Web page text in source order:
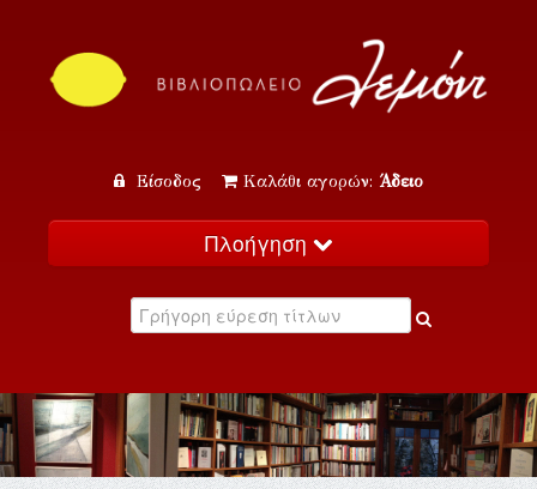
Είσοδος Καλάθι αγορών: Άδειο
Πλοήγηση
Κατάλογος
Εκδηλώσεις
Επικοινωνία